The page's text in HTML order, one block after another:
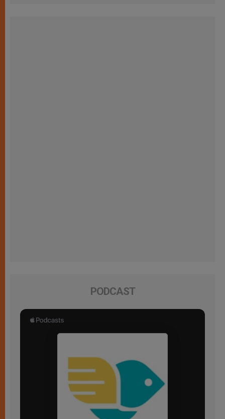
PODCAST